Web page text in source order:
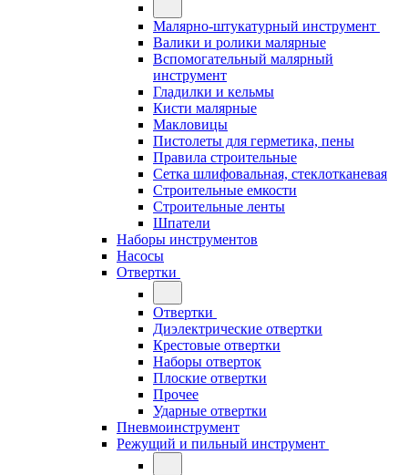
Малярно-штукатурный инструмент
Валики и ролики малярные
Вспомогательный малярный
инструмент
Гладилки и кельмы
Кисти малярные
Макловицы
Пистолеты для герметика, пены
Правила строительные
Сетка шлифовальная, стеклотканевая
Строительные емкости
Строительные ленты
Шпатели
Наборы инструментов
Насосы
Отвертки
Отвертки
Диэлектрические отвертки
Крестовые отвертки
Наборы отверток
Плоские отвертки
Прочее
Ударные отвертки
Пневмоинструмент
Режущий и пильный инструмент